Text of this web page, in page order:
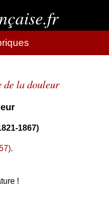
de la douleur
1867)
.
!